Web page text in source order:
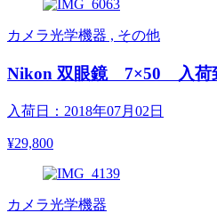
カメラ光学機器 , その他
Nikon 双眼鏡 7×50 入荷
入荷日：2018年07月02日
¥29,800
カメラ光学機器